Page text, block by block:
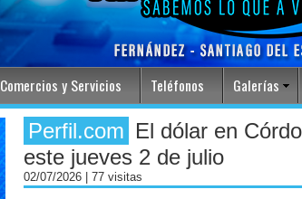
Comercios y Servicios Teléfonos Galerías
Perfil.com El dólar en
este jueves 2 de julio
02/07/2026 | 77 visitas